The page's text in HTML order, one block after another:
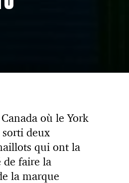
où le York
deux
qui ont la
faire la
la marque